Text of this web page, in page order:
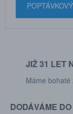
JIŽ 31 LET
Máme
DODÁVÁME